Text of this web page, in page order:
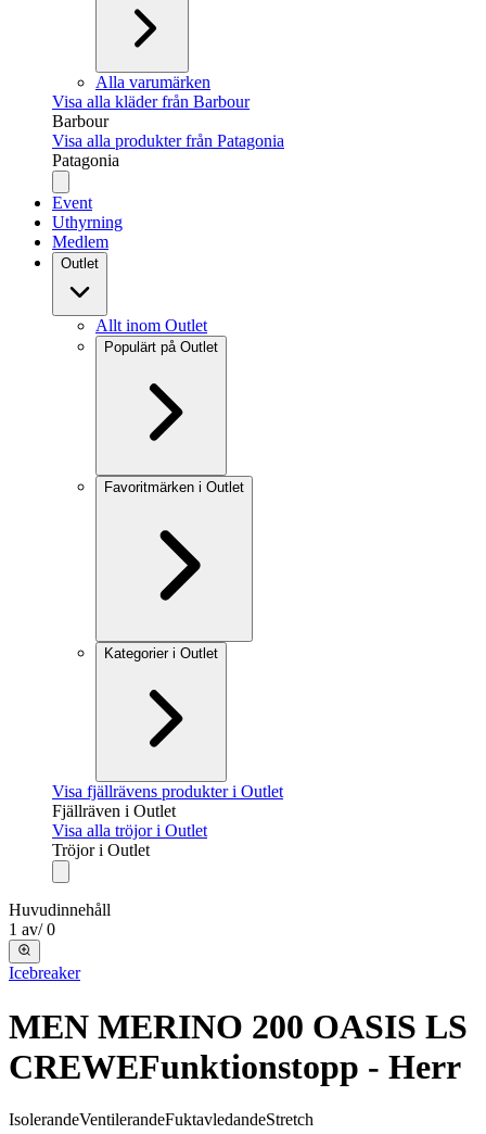
Alla varumärken
Visa alla kläder från Barbour
Barbour
Visa alla produkter från Patagonia
Patagonia
Event
Uthyrning
Medlem
Outlet
Allt inom Outlet
Populärt på Outlet
Favoritmärken i Outlet
Kategorier i Outlet
Visa fjällrävens produkter i Outlet
Fjällräven i Outlet
Visa alla tröjor i Outlet
Tröjor i Outlet
Huvudinnehåll
1 av/ 0
Icebreaker
MEN MERINO 200 OASIS LS
CREWEFunktionstopp - Herr
IsolerandeVentilerandeFuktavledandeStretch